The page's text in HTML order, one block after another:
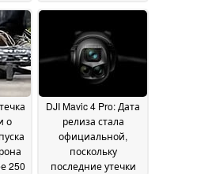
2025
о
250
DJI Mavic 4 Pro: Дата
релиза стала
официальной,
поскольку
последние утечки